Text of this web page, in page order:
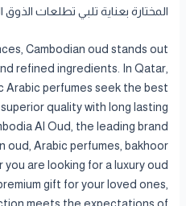
المختارة بعناية تلبي تطلعات الذوق
Cambodian oud stands out
refined ingredients. In Qatar,
perfumes seek the best
quality with long lasting
Al Oud, the leading brand
oud, Arabic perfumes, bakhoor
are looking for a luxury oud
gift for your loved ones,